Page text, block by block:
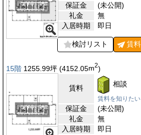
保証金
(未公開)
礼金
無
入居時期
即日
検討リスト 賃
15階 1255.99坪 (4152.05m2)
賃料 相談
賃料を知りたい
保証金
(未公開)
礼金
無
入居時期
即日